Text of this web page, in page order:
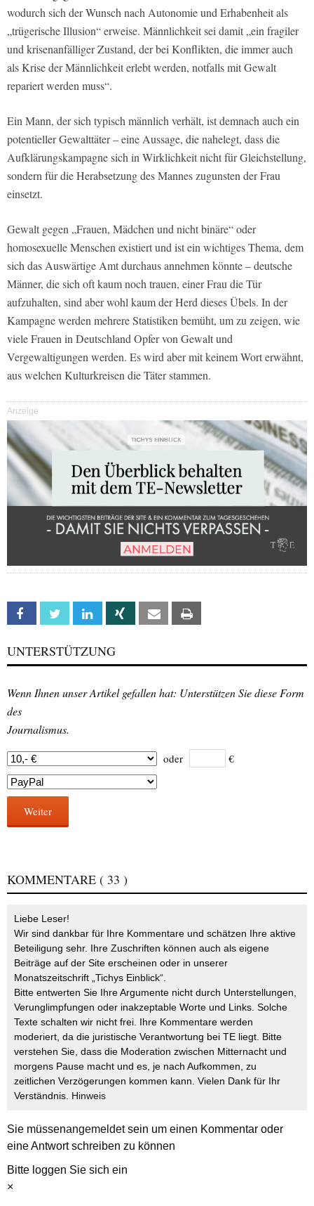
wodurch sich der Wunsch nach Autonomie und Erhabenheit als
„trügerische Illusion“ erweise. Männlichkeit sei damit „ein fragiler
und krisenanfälliger Zustand, der bei Konflikten, die immer auch
als Krise der Männlichkeit erlebt werden, notfalls mit Gewalt
repariert werden muss“.
Ein Mann, der sich typisch männlich verhält, ist demnach auch ein
potentieller Gewalttäter – eine Aussage, die nahelegt, dass die
Aufklärungskampagne sich in Wirklichkeit nicht für Gleichstellung,
sondern für die Herabsetzung des Mannes zugunsten der Frau
einsetzt.
Gewalt gegen „Frauen, Mädchen und nicht binäre“ oder
homosexuelle Menschen existiert und ist ein wichtiges Thema, dem
sich das Auswärtige Amt durchaus annehmen könnte – deutsche
Männer, die sich oft kaum noch trauen, einer Frau die Tür
aufzuhalten, sind aber wohl kaum der Herd dieses Übels. In der
Kampagne werden mehrere Statistiken bemüht, um zu zeigen, wie
viele Frauen in Deutschland Opfer von Gewalt und
Vergewaltigungen werden. Es wird aber mit keinem Wort erwähnt,
aus welchen Kulturkreisen die Täter stammen.
Anzeige
Facebook Twitter Linkedin Xing Email
UNTERSTÜTZUNG
Wenn Ihnen unser Artikel gefallen hat: Unterstützen Sie diese Form
des
Journalismus.
oder €
Weiter
KOMMENTARE ( 33 )
Liebe Leser!
Wir sind dankbar für Ihre Kommentare und schätzen Ihre aktive
Beteiligung sehr. Ihre Zuschriften können auch als eigene
Beiträge auf der Site erscheinen oder in unserer
Monatszeitschrift „Tichys Einblick“.
Bitte entwerten Sie Ihre Argumente nicht durch Unterstellungen,
Verunglimpfungen oder inakzeptable Worte und Links. Solche
Texte schalten wir nicht frei. Ihre Kommentare werden
moderiert, da die juristische Verantwortung bei TE liegt. Bitte
verstehen Sie, dass die Moderation zwischen Mitternacht und
morgens Pause macht und es, je nach Aufkommen, zu
zeitlichen Verzögerungen kommen kann. Vielen Dank für Ihr
Verständnis. Hinweis
Sie müssenangemeldetsein um einen Kommentar oder
eine Antwort schreiben zu können
Bitte loggen Sie sich ein
×